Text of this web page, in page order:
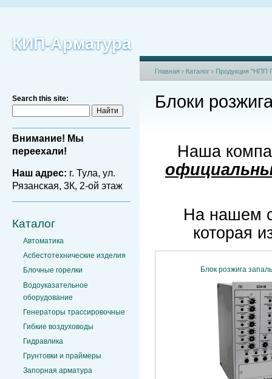
КИП-Арматура
Search this site:
Внимание! Мы
переехали!
Наш адрес: г. Тула, ул.
Рязанская, 3К, 2-ой этаж
Каталог
Автоматика
Асбестотехнические изделия
Блочные горелки
Водоуказательное
оборудование
Генераторы трассировочные
Гибкие воздуховоды
Гидравлика
Грунтовки и праймеры
Запорная арматура
Главная › Каталог › Продукция "НПП
Блоки
Наша
На нашем
которая
Блок розжига